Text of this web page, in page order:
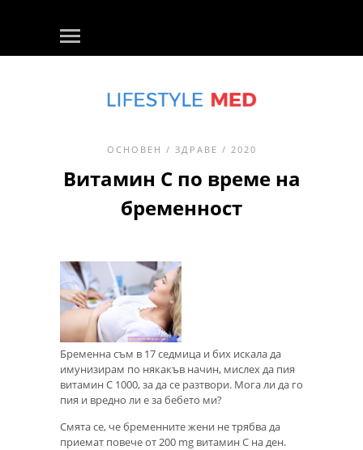
ОСНОВЕН / ЗДРАВЕ / 2020
Витамин С по време на
бременност
Бременна съм в 17 седмица и бих искала да
имунизирам по някакъв начин, мислех да пия
витамин С 1000, за да се разтвори. Мога ли да го
пия и вредно ли е за бебето ми?
Смята се, че бременните жени не трябва да
приемат повече от 200 mg витамин С на ден.